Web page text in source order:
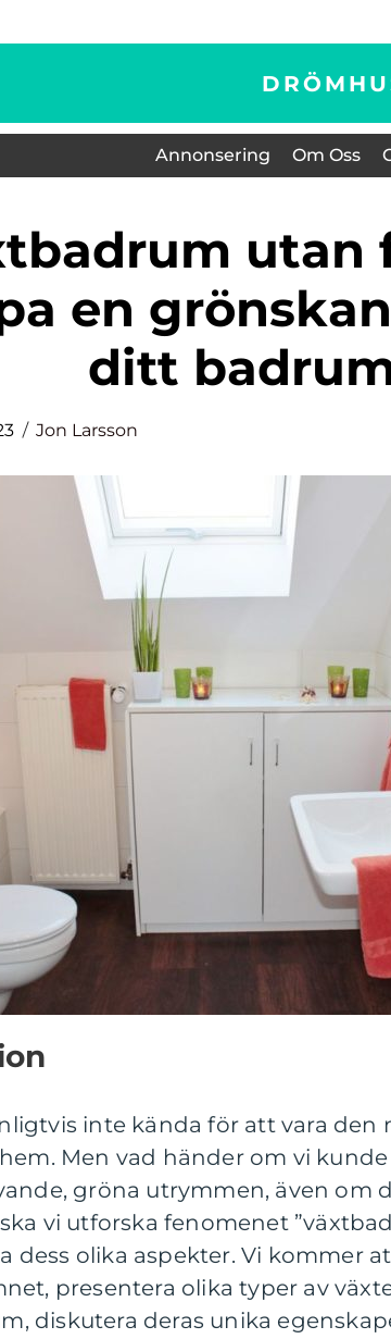
Annonsering Om Oss
en
ditt
Jon Larsson
inte kända för att vara den
Men vad händer om vi
gröna utrymmen, även om
vi utforska fenomenet
dess olika aspekter. Vi kommer
presentera olika typer av
diskutera deras unika